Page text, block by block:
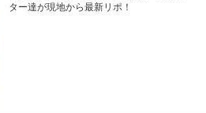
ター達が現地から最新リポ！